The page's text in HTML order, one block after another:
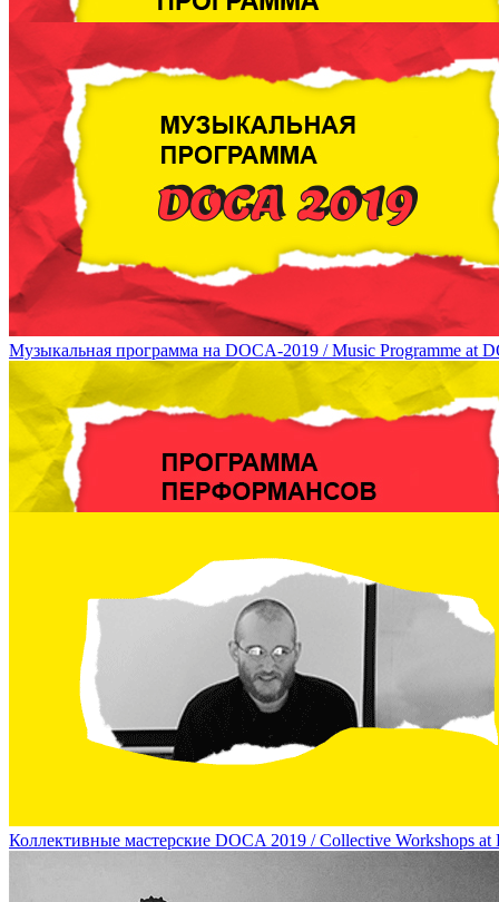
Образовательная программа DOCA 2019 / DOCA 2019
Музыкальная программа на DOCA-2019 / Music Programme at
Перформансы на DOCA-2019 / Performances at DOCA 2019
Коллективные мастерские DOCA 2019 / Collective Workshops